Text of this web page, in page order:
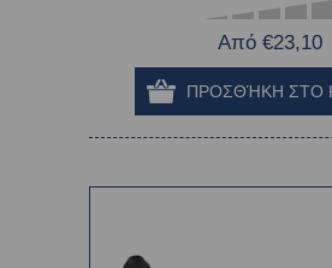
Από €23,10